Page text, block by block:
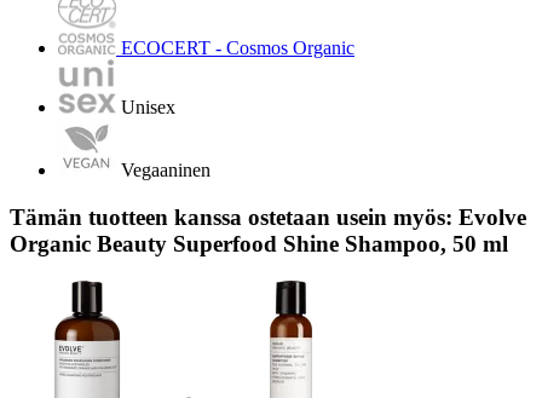
ECOCERT - Cosmos Organic
Unisex
Vegaaninen
Tämän tuotteen kanssa ostetaan usein myös: Evolve
Organic Beauty Superfood Shine Shampoo, 50 ml